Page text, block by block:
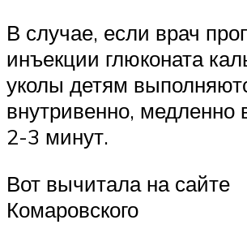
В случае, если врач
инъекции глюконата
уколы детям
внутривенно, медленно
2-3 минут.
Вот вычитала на сайте
Комаровского